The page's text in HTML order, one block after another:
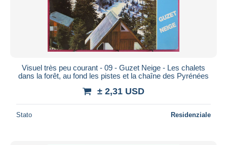
Altri & non classificati
Venduti
Tutte le durate
Chiude fra
Prezzo
Visuel très peu courant - 09 - Guzet Neige - Les chalets
dans la forêt, au fond les pistes et la chaîne des Pyrénées
± 2,31 USD
Stato Residenziale